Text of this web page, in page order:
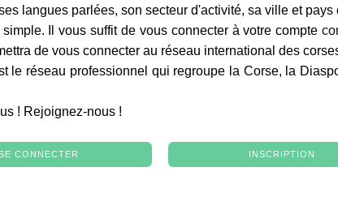
langues parlées, son secteur d'activité, sa ville et
Il vous suffit de vous connecter à votre compte
de vous connecter au réseau international des
le réseau professionnel qui regroupe la Corse, la
! Rejoignez-nous !
CONNECTER INSCRIPTION